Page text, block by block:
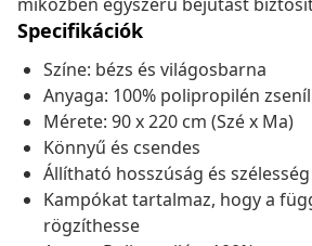
Specifikációk
Színe: bézs és világosbarna
Anyaga: 100% polipropilén
Mérete: 90 x 220 cm (Szé x Ma)
Könnyű és csendes
Állítható hosszúság és szélesség
Kampókat tartalmaz, hogy a
rögzíthesse